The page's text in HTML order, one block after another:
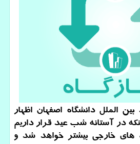
بین الملل دانشگاه اصفهان اظهار
در آستانه شب عید قرار داریم
های خارجی بیشتر خواهد شد و